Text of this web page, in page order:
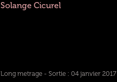
Solange Cicurel
Long metrage - Sortie : 04 janvier 2017